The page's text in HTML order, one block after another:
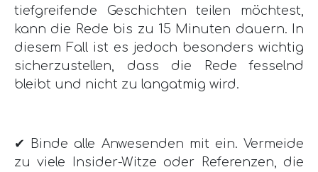
tiefgreifende Geschichten teilen möchtest,
kann die Rede bis zu 15 Minuten dauern. In
diesem Fall ist es jedoch besonders wichtig
sicherzustellen, dass die Rede fesselnd
bleibt und nicht zu langatmig wird.
✔ Binde alle Anwesenden mit ein. Vermeide
zu viele Insider-Witze oder Referenzen, die